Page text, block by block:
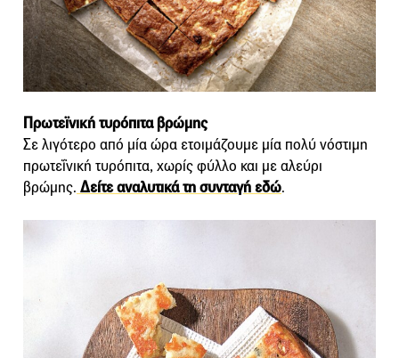
Πρωτεϊνική τυρόπιτα βρώμης
Σε λιγότερο από μία ώρα ετοιμάζουμε μία πολύ νόστιμη
πρωτεΐνική τυρόπιτα, χωρίς φύλλο και με αλεύρι
βρώμης. Δείτε αναλυτικά τη συνταγή εδώ.